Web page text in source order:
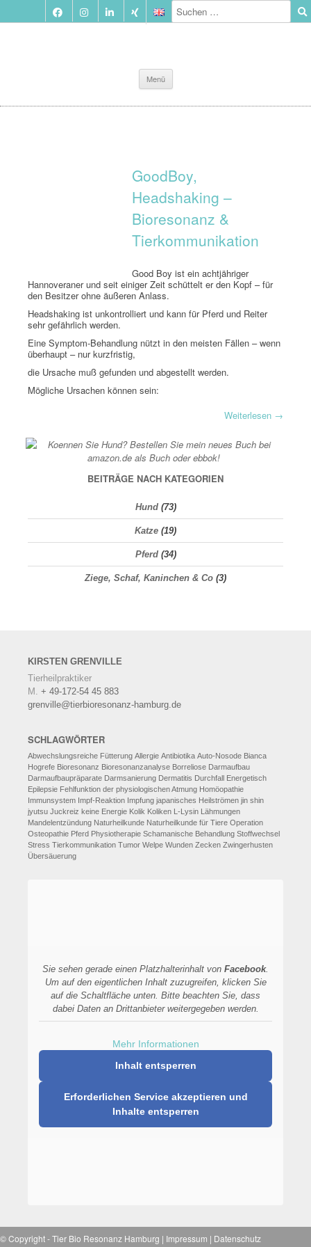
Menü
Inhalt
springen
GoodBoy,
Headshaking –
Bioresonanz &
Tierkommunikation
Good Boy ist ein achtjähriger
Hannoveraner und seit einiger Zeit schüttelt er den Kopf – für
den Besitzer ohne äußeren Anlass.
Headshaking ist unkontrolliert und kann für Pferd und Reiter
sehr gefährlich werden.
Eine Symptom-Behandlung nützt in den meisten Fällen – wenn
überhaupt – nur kurzfristig,
die Ursache muß gefunden und abgestellt werden.
Mögliche Ursachen können sein:
Weiterlesen →
BEITRÄGE NACH KATEGORIEN
Hund(73)
Katze (19)
Pferd(34)
Ziege, Schaf, Kaninchen & Co (3)
KIRSTEN GRENVILLE
Tierheilpraktiker
M. + 49-172-54 45 883
grenville@tierbioresonanz-hamburg.de
SCHLAGWÖRTER
Abwechslungsreiche Fütterung Allergie Antibiotika Auto-Nosode Bianca
Hogrefe Bioresonanz Bioresonanzanalyse Borreliose Darmaufbau
Darmaufbaupräparate Darmsanierung Dermatitis Durchfall Energetisch
Epilepsie Fehlfunktion der physiologischen Atmung Homöopathie
Immunsystem Impf-Reaktion Impfung japanisches Heilströmen jin shin
jyutsu Juckreiz keine Energie Kolik Koliken L-Lysin Lähmungen
Mandelentzündung Naturheilkunde Naturheilkunde für Tiere Operation
Osteopathie Pferd Physiotherapie Schamanische Behandlung Stoffwechsel
Stress Tierkommunikation Tumor Welpe Wunden Zecken Zwingerhusten
Übersäuerung
Sie sehen gerade einen Platzhalterinhalt von Facebook.
Um auf den eigentlichen Inhalt zuzugreifen, klicken Sie
auf die Schaltfläche unten. Bitte beachten Sie, dass
dabei Daten an Drittanbieter weitergegeben werden.
Mehr Informationen
Inhalt entsperren
Erforderlichen Service akzeptieren und
Inhalte entsperren
© Copyright -Tier Bio Resonanz Hamburg | Impressum | Datenschutz